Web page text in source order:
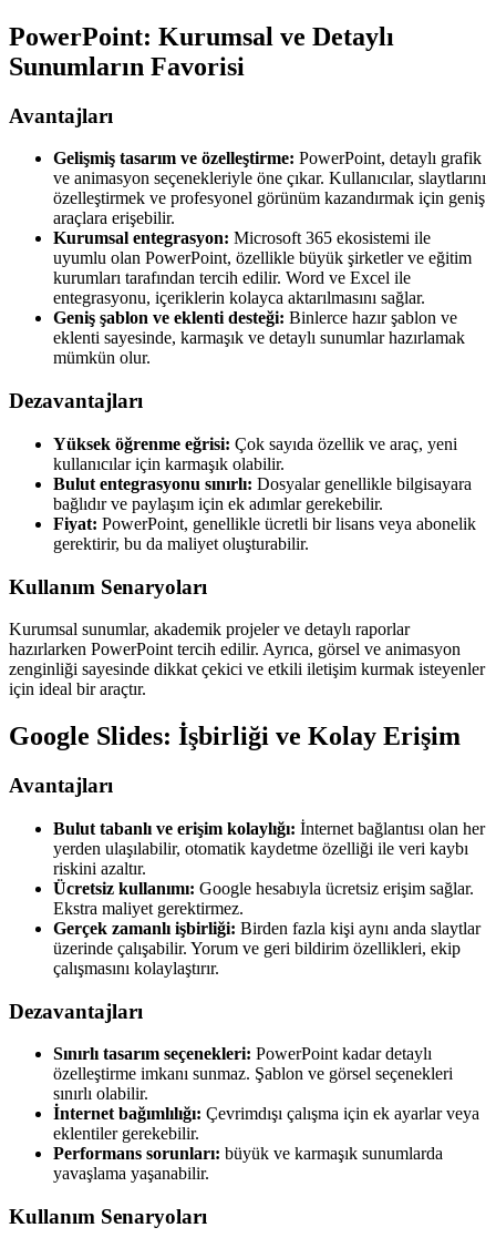
PowerPoint: Kurumsal ve Detaylı
Sunumların Favorisi
Avantajları
Gelişmiş tasarım ve özelleştirme: PowerPoint, detaylı grafik
ve animasyon seçenekleriyle öne çıkar. Kullanıcılar, slaytlarını
özelleştirmek ve profesyonel görünüm kazandırmak için geniş
araçlara erişebilir.
Kurumsal entegrasyon: Microsoft 365 ekosistemi ile
uyumlu olan PowerPoint, özellikle büyük şirketler ve eğitim
kurumları tarafından tercih edilir. Word ve Excel ile
entegrasyonu, içeriklerin kolayca aktarılmasını sağlar.
Geniş şablon ve eklenti desteği: Binlerce hazır şablon ve
eklenti sayesinde, karmaşık ve detaylı sunumlar hazırlamak
mümkün olur.
Dezavantajları
Yüksek öğrenme eğrisi: Çok sayıda özellik ve araç, yeni
kullanıcılar için karmaşık olabilir.
Bulut entegrasyonu sınırlı: Dosyalar genellikle bilgisayara
bağlıdır ve paylaşım için ek adımlar gerekebilir.
Fiyat: PowerPoint, genellikle ücretli bir lisans veya abonelik
gerektirir, bu da maliyet oluşturabilir.
Kullanım Senaryoları
Kurumsal sunumlar, akademik projeler ve detaylı raporlar
hazırlarken PowerPoint tercih edilir. Ayrıca, görsel ve animasyon
zenginliği sayesinde dikkat çekici ve etkili iletişim kurmak isteyenler
için ideal bir araçtır.
Google Slides: İşbirliği ve Kolay Erişim
Avantajları
Bulut tabanlı ve erişim kolaylığı: İnternet bağlantısı olan her
yerden ulaşılabilir, otomatik kaydetme özelliği ile veri kaybı
riskini azaltır.
Ücretsiz kullanımı: Google hesabıyla ücretsiz erişim sağlar.
Ekstra maliyet gerektirmez.
Gerçek zamanlı işbirliği: Birden fazla kişi aynı anda slaytlar
üzerinde çalışabilir. Yorum ve geri bildirim özellikleri, ekip
çalışmasını kolaylaştırır.
Dezavantajları
Sınırlı tasarım seçenekleri: PowerPoint kadar detaylı
özelleştirme imkanı sunmaz. Şablon ve görsel seçenekleri
sınırlı olabilir.
İnternet bağımlılığı: Çevrimdışı çalışma için ek ayarlar veya
eklentiler gerekebilir.
Performans sorunları: büyük ve karmaşık sunumlarda
yavaşlama yaşanabilir.
Kullanım Senaryoları